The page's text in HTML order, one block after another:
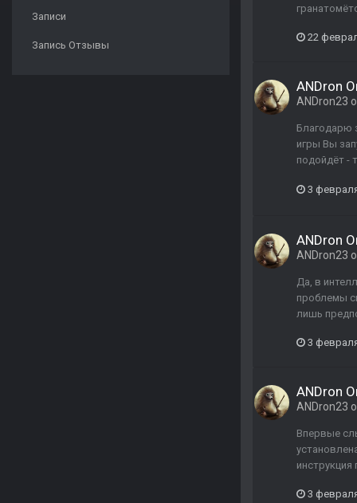
Записи
Запись Отзывы
22
ANDron
ANDron23
Благодарю
игры Вы
подойдёт -
3
ANDron
ANDron23
Да, в
проблемы
лишь
3
ANDron
ANDron23
Впервые
3